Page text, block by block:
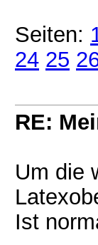
Seiten:
24 25
RE:
Um die
Ist